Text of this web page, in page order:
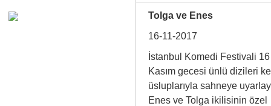
Tolga ve Enes
16-11-2017
İstanbul Komedi Festivali 16
Kasım gecesi ünlü dizileri
üsluplarıyla sahneye
Enes ve Tolga ikilisinin özel